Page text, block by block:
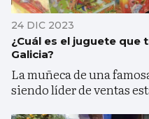
24 DIC 2023
¿Cuál es el juguete
Galicia?
La muñeca de una
siendo líder de ventas